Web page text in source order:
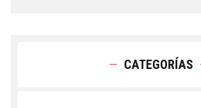
CATEGORÍAS